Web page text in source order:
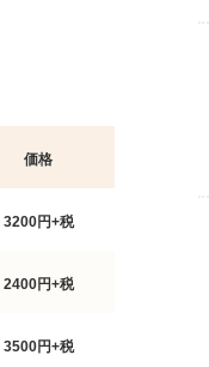
価格
3200円+税
2400円+税
3500円+税